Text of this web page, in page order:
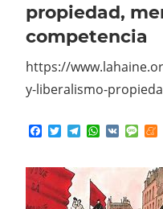
propiedad,
competencia
https://
y-liberalismo-
Facebook
TwitterTelegram
WhatsApp
VK